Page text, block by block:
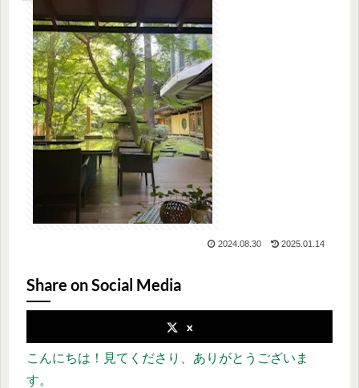
2024.08.30 2025.01.14
Share on Social Media
x
こんにちは！見てくださり、ありがとうございま
す。